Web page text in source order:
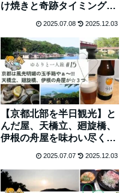
け焼きと奇跡タイミングの
2025.07.08 2025.12.03
【京都北部を半日観光】と
んだ屋、天橋立、廻旋橋、
伊根の舟屋を味わい尽くし
2025.07.07 2025.12.03